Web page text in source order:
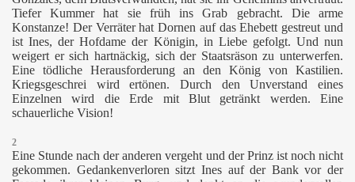
Tiefer Kummer hat sie früh ins Grab gebracht. Die arme
Konstanze! Der Verräter hat Dornen auf das Ehebett gestreut und
ist Ines, der Hofdame der Königin, in Liebe gefolgt. Und nun
weigert er sich hartnäckig, sich der Staatsräson zu unterwerfen.
Eine tödliche Herausforderung an den König von Kastilien.
Kriegsgeschrei wird ertönen. Durch den Unverstand eines
Einzelnen wird die Erde mit Blut getränkt werden. Eine
schauerliche Vision!
2
Eine Stunde nach der anderen vergeht und der Prinz ist noch nicht
gekommen. Gedankenverloren sitzt Ines auf der Bank vor der